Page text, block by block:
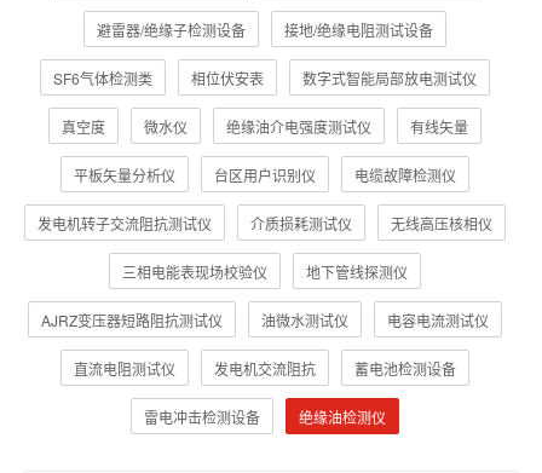
避雷器/绝缘子检测设备 接地/绝缘电阻测试设备
SF6气体检测类 相位伏安表 数字式智能局部放电测试仪
真空度 微水仪 绝缘油介电强度测试仪 有线矢量
平板矢量分析仪 台区用户识别仪 电缆故障检测仪
发电机转子交流阻抗测试仪 介质损耗测试仪 无线高压核相仪
三相电能表现场校验仪 地下管线探测仪
AJRZ变压器短路阻抗测试仪 油微水测试仪 电容电流测试仪
直流电阻测试仪 发电机交流阻抗 蓄电池检测设备
雷电冲击检测设备 绝缘油检测仪